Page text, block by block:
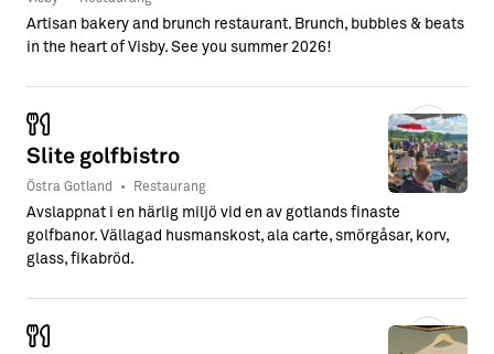
Artisan bakery and brunch restaurant. Brunch, bubbles & beats
in the heart of Visby. See you summer 2026!
Slite golfbistro
Östra Gotland • Restaurang
Avslappnat i en härlig miljö vid en av gotlands finaste
golfbanor. Vällagad husmanskost, ala carte, smörgåsar, korv,
glass, fikabröd.